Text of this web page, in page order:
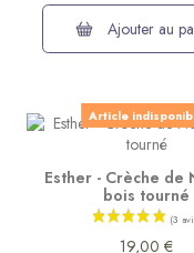
Ajouter au
Article
Esther - Crèche de
bois tourné
19,00 €